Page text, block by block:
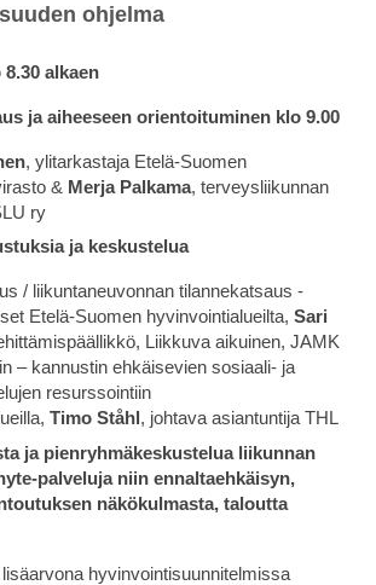
ohjelma
alkaen
ja aiheeseen orientoituminen klo 9.00
, ylitarkastaja Etelä-Suomen
& Merja Palkama, terveysliikunnan
ry
ja keskustelua
/ liikuntaneuvonnan tilannekatsaus -
Etelä-Suomen hyvinvointialueilta, Sari
Liikkuva aikuinen, JAMK
– kannustin ehkäisevien sosiaali- ja
resurssointiin
Timo Ståhl , johtava asiantuntija THL
ja pienryhmäkeskustelua liikunnan
palveluja niin ennaltaehkäisyn,
näkökulmasta, taloutta
hyvinvointisuunnitelmissa